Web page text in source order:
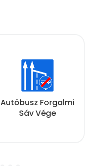
Autóbusz Forgalmi
Sáv Vége